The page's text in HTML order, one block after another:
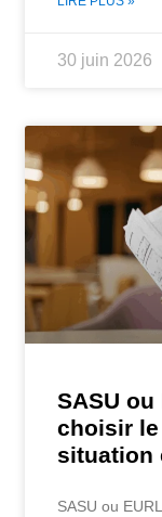
30 juin 2026
SASU
choisir
situation
SASU ou